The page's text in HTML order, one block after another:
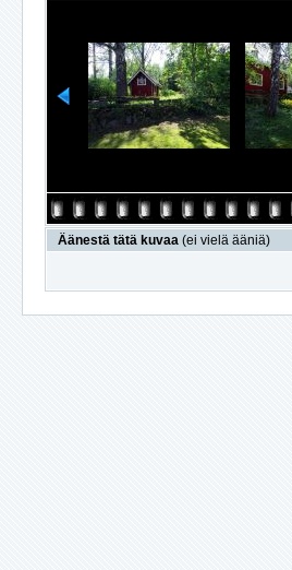
Äänestä tätä kuvaa (ei vielä ääniä)